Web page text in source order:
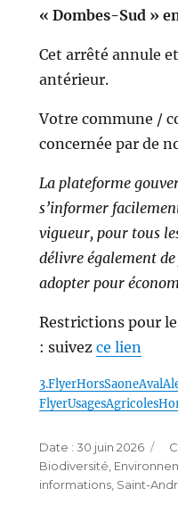
« Dombes-Sud »
Cet arrêté annule
antérieur.
Votre commune /
concernée par de
La plateforme
s’informer
vigueur, pour tous
délivre également
adopter pour
Restrictions pour
: suivez ce lien
Publié
le
30 juin 2026
Biodiversité
informations, Saint-